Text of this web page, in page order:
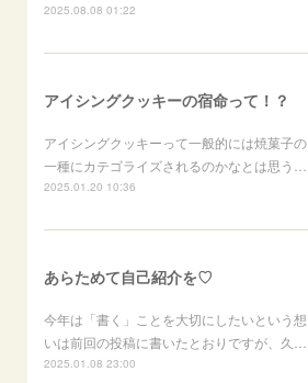
2025.08.08 01:22
アイシングクッキーの宿命って！？
アイシングクッキーって一般的には焼菓子の
一種にカテゴライズされるのかなとは思う…
2025.01.20 10:36
あらためて自己紹介を♡
今年は「書く」ことを大切にしたいという想
いは前回の投稿に書いたとおりですが、久…
2025.01.08 23:00